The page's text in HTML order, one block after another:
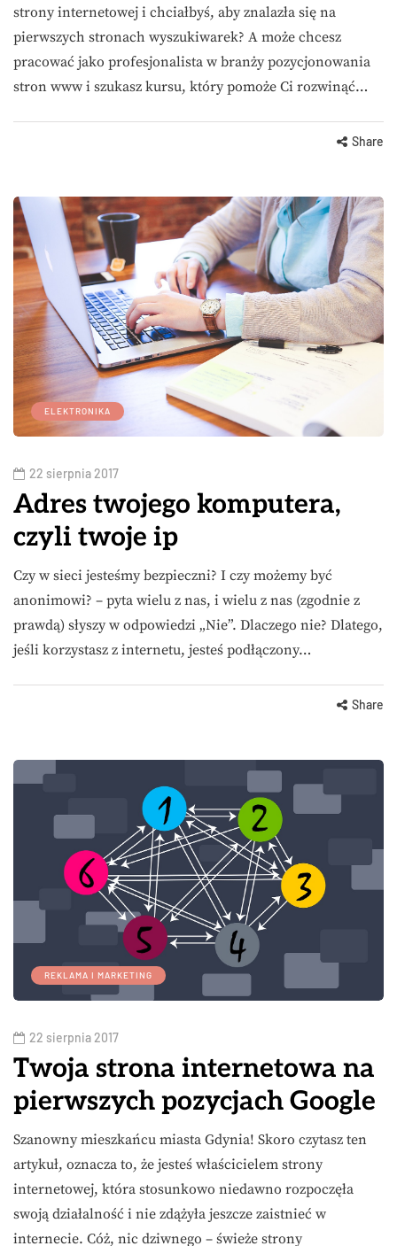
strony internetowej i chciałbyś, aby znalazła się na
pierwszych stronach wyszukiwarek? A może chcesz
pracować jako profesjonalista w branży pozycjonowania
stron www i szukasz kursu, który pomoże Ci rozwinąć…
Share
ELEKTRONIKA
22 sierpnia 2017
Adres twojego komputera,
czyli twoje ip
Czy w sieci jesteśmy bezpieczni? I czy możemy być
anonimowi? – pyta wielu z nas, i wielu z nas (zgodnie z
prawdą) słyszy w odpowiedzi „Nie”. Dlaczego nie? Dlatego,
jeśli korzystasz z internetu, jesteś podłączony…
Share
REKLAMA I MARKETING
22 sierpnia 2017
Twoja strona internetowa na
pierwszych pozycjach Google
Szanowny mieszkańcu miasta Gdynia! Skoro czytasz ten
artykuł, oznacza to, że jesteś właścicielem strony
internetowej, która stosunkowo niedawno rozpoczęła
swoją działalność i nie zdążyła jeszcze zaistnieć w
internecie. Cóż, nic dziwnego – świeże strony